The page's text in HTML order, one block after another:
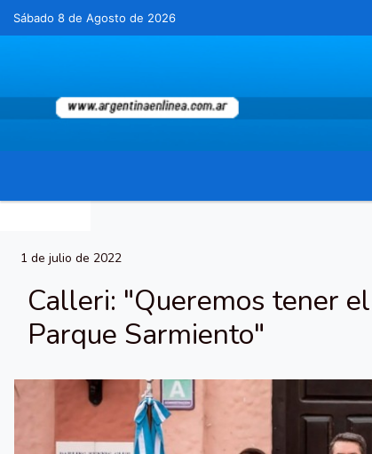
Sábado 8 de Agosto de 2026Hoy es Sábado 8 de Agosto de 2026 y
1 de julio de 2022
Calleri: "Queremos tener
Parque Sarmiento"